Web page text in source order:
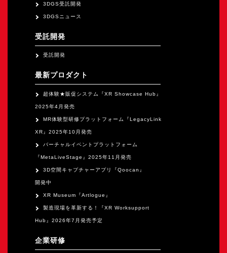
3DGS受託開発
3DGSニュース
受託開発
受託開発
最新プロダクト
超体験★販促システム『XR Showcase Hub』
2025年4月発売
MR体験型研修プラットフォーム『LegacyLink
XR』2025年10月発売
バーチャルイベントプラットフォーム
『MetaLiveStage』2025年11月発売
3D空間キャプチャーアプリ『Qoocan』
開発中
XR Museum『Artlogue』
製造現場を革新する！『XR Worksupport
Hub』2026年7月発売予定
企業研修